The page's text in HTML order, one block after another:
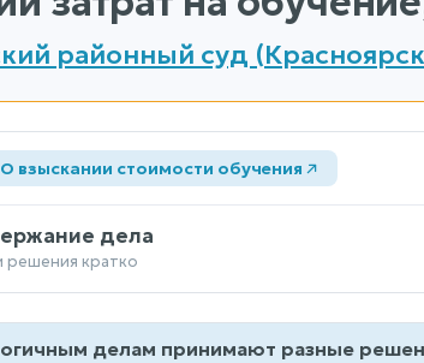
районный суд
О взыскании стоимости обучения
дела
решения кратко
делам принимают разные